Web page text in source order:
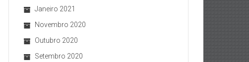
Janeiro 2021
Novembro 2020
Outubro 2020
Setembro 2020